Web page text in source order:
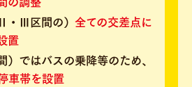
・Ⅲ区間の）全ての交差点に
置
ではバスの乗降等のため、
車帯を設置